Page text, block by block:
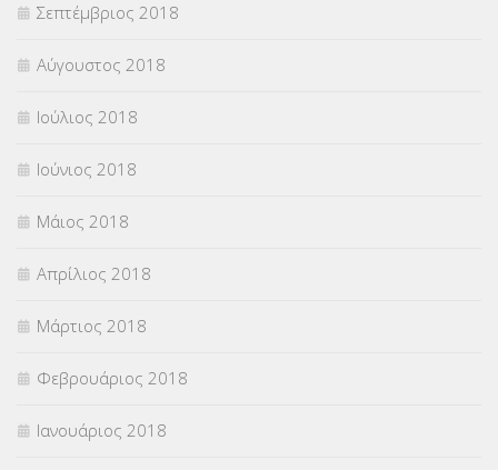
Σεπτέμβριος 2018
Αύγουστος 2018
Ιούλιος 2018
Ιούνιος 2018
Μάιος 2018
Απρίλιος 2018
Μάρτιος 2018
Φεβρουάριος 2018
Ιανουάριος 2018